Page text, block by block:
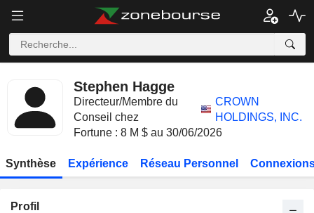
Stephen Hagge
Directeur/Membre du
Conseil chez
CROWN
HOLDINGS, INC.
Fortune : 8 M $ au 30/06/2026
Synthèse Expérience Réseau Personnel
Profil